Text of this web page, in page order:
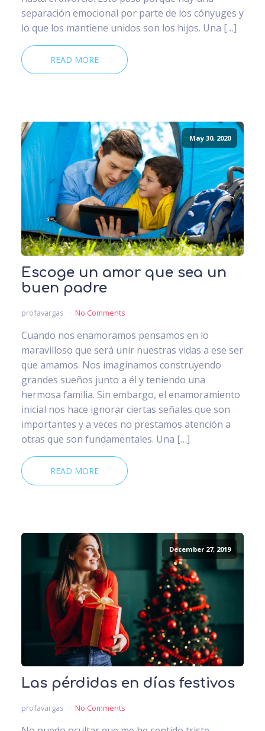
separación emocional por parte de los cónyuges y
lo que los mantiene unidos son los hijos. Una […]
READ MORE
May 30, 2020
Escoge un amor que sea un
buen padre
profavargas No Comments
Cuando nos enamoramos pensamos en lo
maravilloso que será unir nuestras vidas a ese ser
que amamos. Nos imaginamos construyendo
grandes sueños junto a él y teniendo una
hermosa familia. Sin embargo, el enamoramiento
inicial nos hace ignorar ciertas señales que son
importantes y a veces no prestamos atención a
otras que son fundamentales. Una […]
READ MORE
December 27, 2019
Las pérdidas en días festivos
profavargas No Comments